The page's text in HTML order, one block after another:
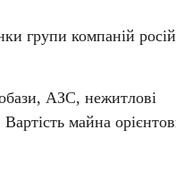
групи компаній
АЗС, нежитлові
Вартість майна